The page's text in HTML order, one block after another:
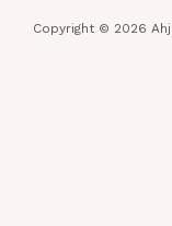
Copyright © 2026